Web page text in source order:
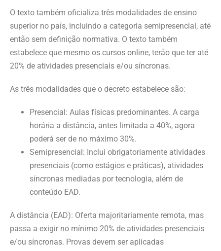
O texto também oficializa três modalidades de ensino
superior no país, incluindo a categoria semipresencial, até
então sem definição normativa. O texto também
estabelece que mesmo os cursos online, terão que ter até
20% de atividades presenciais e/ou síncronas.
As três modalidades que o decreto estabelece são:
Presencial: Aulas físicas predominantes. A carga
horária a distância, antes limitada a 40%, agora
poderá ser de no máximo 30%.
Semipresencial: Inclui obrigatoriamente atividades
presenciais (como estágios e práticas), atividades
síncronas mediadas por tecnologia, além de
conteúdo EAD.
A distância (EAD): Oferta majoritariamente remota, mas
passa a exigir no mínimo 20% de atividades presenciais
e/ou síncronas. Provas devem ser aplicadas